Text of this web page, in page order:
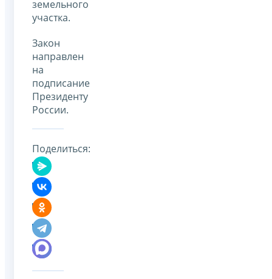
земельного
участка.
Закон
направлен
на
подписание
Президенту
России.
Поделиться: